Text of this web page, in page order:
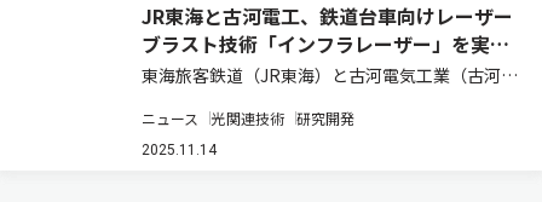
JR東海と古河電工、鉄道台車向けレーザー
ブラスト技術「インフラレーザー」を実用
化
東海旅客鉄道（JR東海）と古河電気工業（古河電
程において、古河電工が開発したインフラ構造物
向けレーザーブラスト技術「インフラレーザー」
ニュース 光関連技術 研究開発
2025.11.14